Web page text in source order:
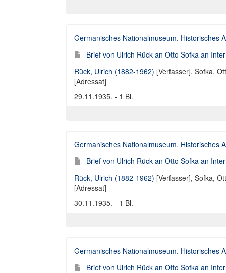
Germanisches Nationalmuseum. Historisches
Brief von Ulrich Rück an Otto Sofka an
Rück, Ulrich (1882-1962) [Verfasser], Sofka,
[Adressat]
29.11.1935. - 1 Bl.
Germanisches Nationalmuseum. Historisches
Brief von Ulrich Rück an Otto Sofka an
Rück, Ulrich (1882-1962) [Verfasser], Sofka,
[Adressat]
30.11.1935. - 1 Bl.
Germanisches Nationalmuseum. Historisches
Brief von Ulrich Rück an Otto Sofka an